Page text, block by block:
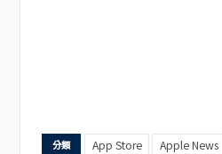
分類 App Store Apple News